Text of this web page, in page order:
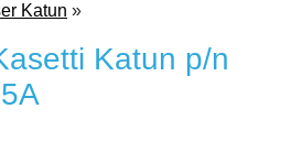
Katun »
Katun p/n